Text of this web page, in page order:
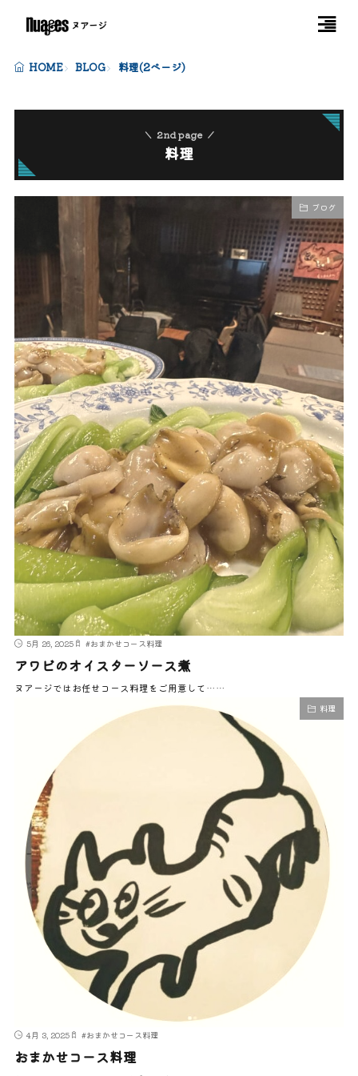
HOME BLOG 料理(2ページ)
料理
2nd page
ブログ
5月 26, 2025 #おまかせコース料理
アワビのオイスターソース煮
ヌアージではお任せコース料理をご用意して……
料理
4月 3, 2025 #おまかせコース料理
おまかせコース料理